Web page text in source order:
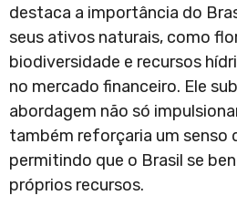
destaca a importância do
seus ativos naturais, como
biodiversidade e recursos
no mercado financeiro. Ele
abordagem não só
também reforçaria um senso
permitindo que o Brasil se
próprios recursos.